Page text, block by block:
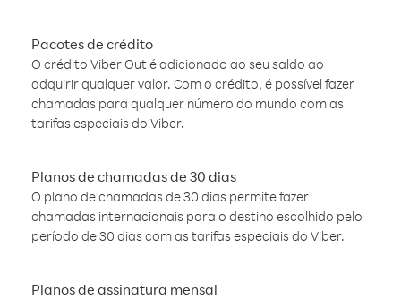
Pacotes de crédito
O crédito Viber Out é adicionado ao seu saldo ao
adquirir qualquer valor. Com o crédito, é possível fazer
chamadas para qualquer número do mundo com as
tarifas especiais do Viber.
Planos de chamadas de 30 dias
O plano de chamadas de 30 dias permite fazer
chamadas internacionais para o destino escolhido pelo
período de 30 dias com as tarifas especiais do Viber.
Planos de assinatura mensal